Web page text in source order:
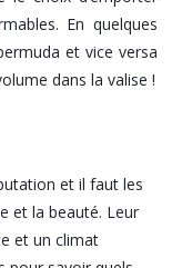
En quelques
et vice versa
dans la valise !
et il faut les
et la beauté. Leur
et un climat